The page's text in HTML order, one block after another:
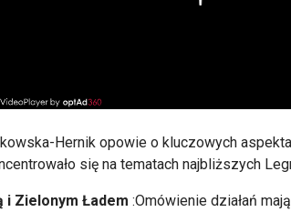
Hernik opowie o kluczowych
się na tematach najbliższych
i Zielonym Ładem :Omówienie działań